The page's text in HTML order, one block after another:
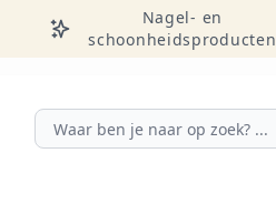
Nagel- en
schoonheidsproducten
Zoeken